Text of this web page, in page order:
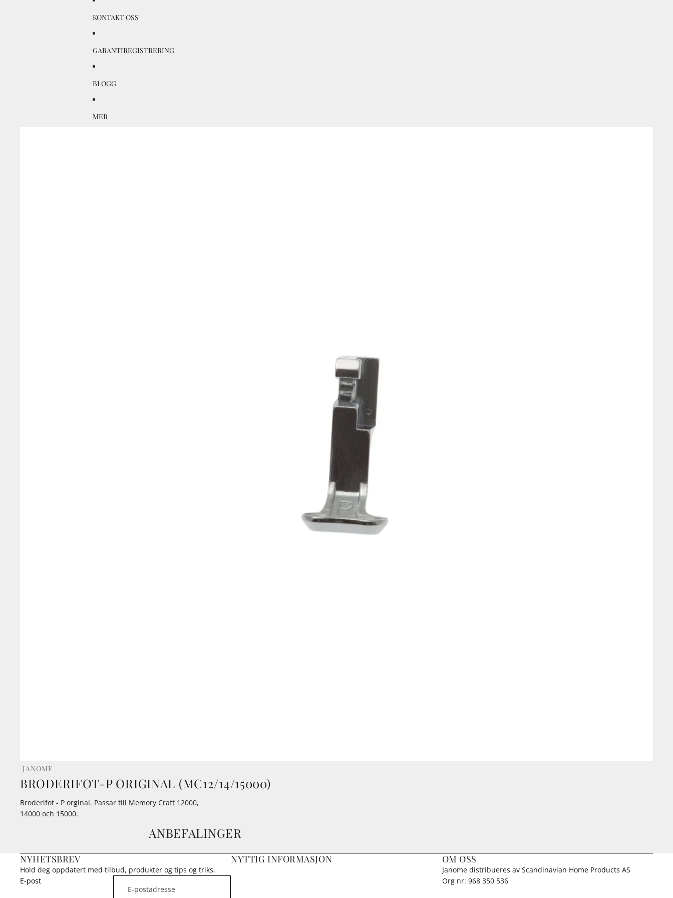
KONTAKT OSS
GARANTIREGISTRERING
BLOGG
MER
JANOME
BRODERIFOT-P ORIGINAL (MC12/14/15000)
Broderifot - P orginal. Passar till Memory Craft 12000,
14000 och 15000.
ANBEFALINGER
NYHETSBREV
Hold deg oppdatert med tilbud, produkter og tips og triks.
E-post
NYTTIG INFORMASJON OM OSS
Janome distribueres av Scandinavian Home Products AS
Org nr: 968 350 536